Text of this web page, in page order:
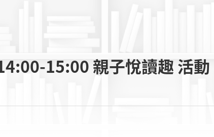
15:00 親子悅讀趣 活動